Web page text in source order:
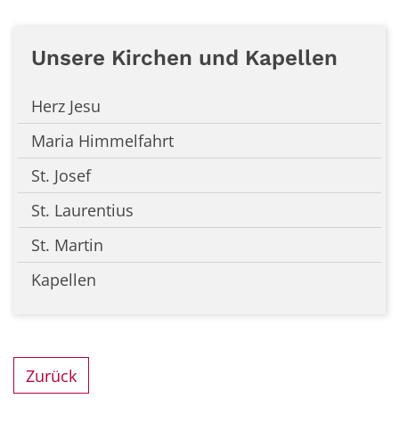
Unsere Kirchen und Kapellen
Herz Jesu
Maria Himmelfahrt
St. Josef
St. Laurentius
St. Martin
Kapellen
Zurück